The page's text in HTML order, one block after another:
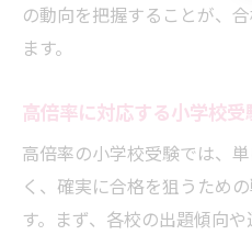
の動向を把握することが、
ます。
高倍率に対応する小学校受
高倍率の小学校受験では、
く、確実に合格を狙うため
す。まず、各校の出題傾向